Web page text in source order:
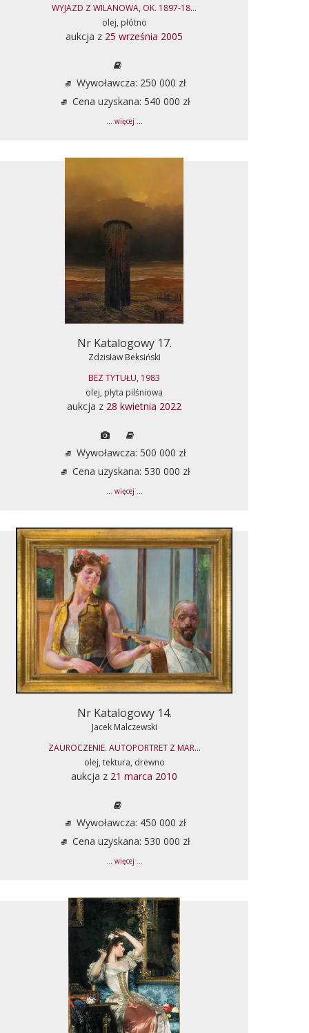
WYJAZD Z WILANOWA, OK. 1897-18...
olej, płótno
aukcja z 25 września 2005
Wywoławcza: 250 000 zł
Cena uzyskana: 540 000 zł
... więcej ...
Nr Katalogowy 17.
Zdzisław Beksiński
BEZ TYTUŁU, 1983
olej, płyta pilśniowa
aukcja z 28 kwietnia 2022
Wywoławcza: 500 000 zł
Cena uzyskana: 530 000 zł
... więcej ...
Nr Katalogowy 14.
Jacek Malczewski
ZAUROCZENIE. AUTOPORTRET Z MAR...
olej, tektura, drewno
aukcja z 21 marca 2010
Wywoławcza: 450 000 zł
Cena uzyskana: 530 000 zł
... więcej ...